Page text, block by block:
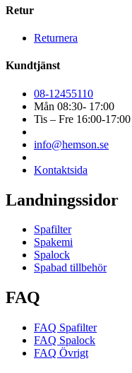
Retur
Returnera
Kundtjänst
08-12455110
Mån 08:30- 17:00
Tis – Fre 16:00-17:00
info@hemson.se
Kontaktsida
Landningssidor
Spafilter
Spakemi
Spalock
Spabad tillbehör
FAQ
FAQ Spafilter
FAQ Spalock
FAQ Övrigt